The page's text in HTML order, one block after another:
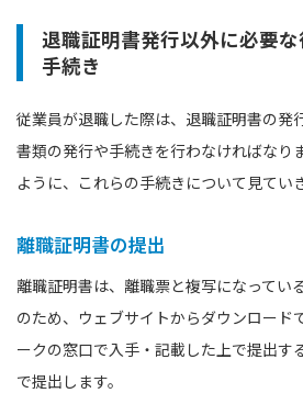
退職証明書発行以外に必要
手続き
従業員が退職した際は、退職証明書の発
書類の発行や手続きを行わなければなり
ように、これらの手続きについて見てい
離職証明書の提出
離職証明書は、離職票と複写になってい
のため、ウェブサイトからダウンロード
ークの窓口で入手・記載した上で提出す
で提出します。